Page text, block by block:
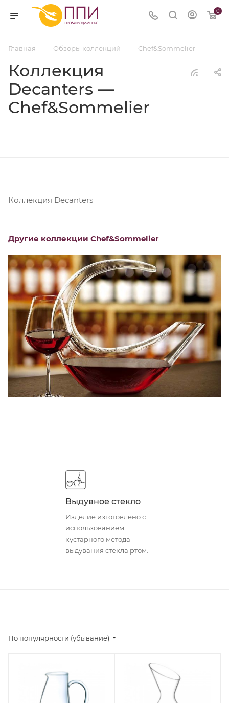
0
Главная — Обзоры коллекций — Chef&Sommelier
Коллекция
Decanters —
Chef&Sommelier
Коллекция Decanters
Другие коллекции Chef&Sommelier
Выдувное стекло
Изделие изготовлено с
использованием
кустарного метода
выдувания стекла ртом.
По популярности (убывание)